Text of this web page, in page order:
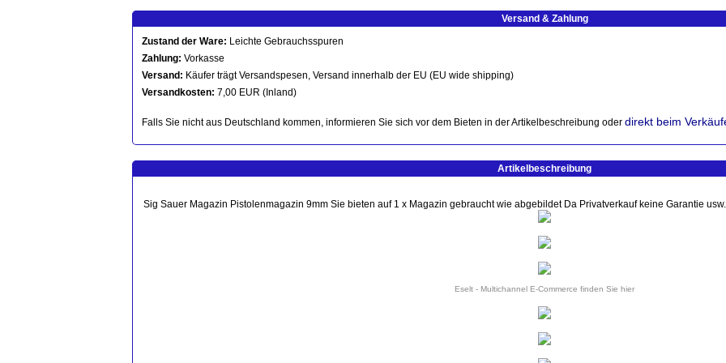
Versand & Zahlung
Zustand der Ware: Leichte Gebrauchsspuren
Zahlung: Vorkasse
Versand: Käufer trägt Versandspesen, Versand innerhalb der EU (EU wide shipping)
Versandkosten: 7,00 EUR (Inland)
Falls Sie nicht aus Deutschland kommen, informieren Sie sich vor dem Bieten in der Artikelbeschreibung oder direkt beim
Artikelbeschreibung
Sig Sauer Magazin Pistolenmagazin 9mm Sie bieten auf 1 x Magazin gebraucht wie abgebildet Da Privatverkauf keine Garantie usw.
Eselt - Multichannel E-Commerce finden Sie hier